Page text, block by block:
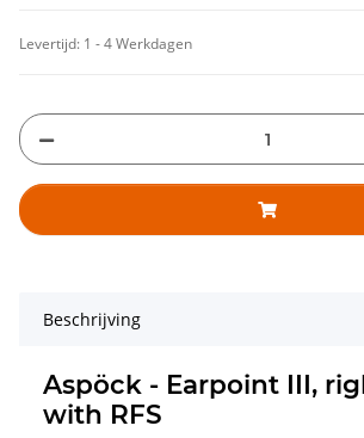
Levertijd: 1 - 4 Werkdagen
Beschrijving
Aspöck - Earpoint III,
with RFS